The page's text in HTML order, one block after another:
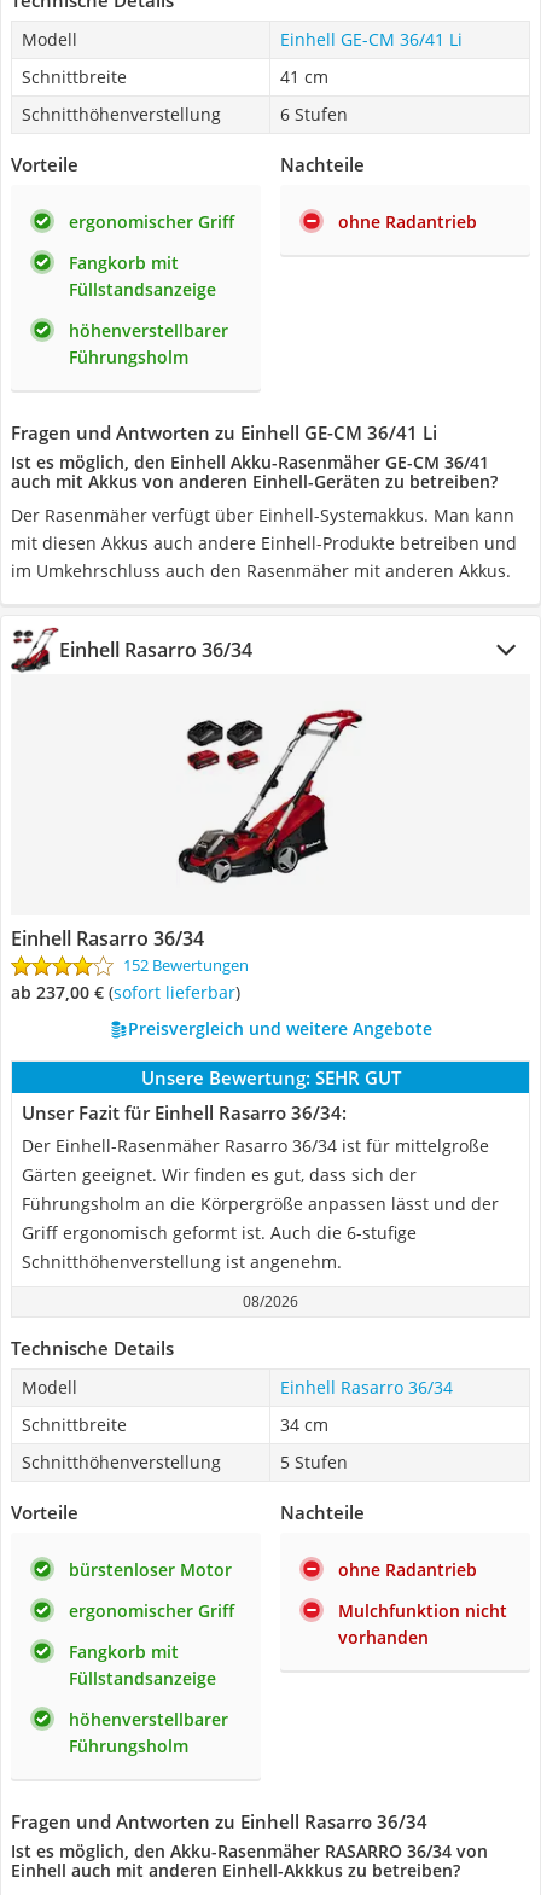
Modell
Einhell GE-CM 36/41 Li
Schnittbreite
41 cm
Schnitthöhenverstellung
6 Stufen
Vorteile
ergonomischer Griff
Fangkorb mit
Füllstandsanzeige
höhenverstellbarer
Führungsholm
Nachteile
ohne Radantrieb
Fragen und Antworten zu Einhell GE-CM 36/41 Li
Ist es möglich, den Einhell Akku-Rasenmäher GE-CM 36/41
auch mit Akkus von anderen Einhell-Geräten zu betreiben?
Der Rasenmäher verfügt über Einhell-Systemakkus. Man kann
mit diesen Akkus auch andere Einhell-Produkte betreiben und
im Umkehrschluss auch den Rasenmäher mit anderen Akkus.
Einhell Rasarro 36/34
Einhell Rasarro 36/34
152 Bewertungen
ab 237,00 € ( Sofort lieferbar)
Preisvergleich und weitere Angebote
Unsere Bewertung: SEHR GUT
Unser Fazit für Einhell Rasarro 36/34:
Der Einhell-Rasenmäher Rasarro 36/34 ist für mittelgroße
Gärten geeignet. Wir finden es gut, dass sich der
Führungsholm an die Körpergröße anpassen lässt und der
Griff ergonomisch geformt ist. Auch die 6-stufige
Schnitthöhenverstellung ist angenehm.
08/2026
Technische Details
Modell
Einhell Rasarro 36/34
Schnittbreite
34 cm
Schnitthöhenverstellung
5 Stufen
Vorteile
bürstenloser Motor
ergonomischer Griff
Fangkorb mit
Füllstandsanzeige
höhenverstellbarer
Führungsholm
Nachteile
ohne Radantrieb
Mulchfunktion nicht
vorhanden
Fragen und Antworten zu Einhell Rasarro 36/34
Ist es möglich, den Akku-Rasenmäher RASARRO 36/34 von
Einhell auch mit anderen Einhell-Akkkus zu betreiben?